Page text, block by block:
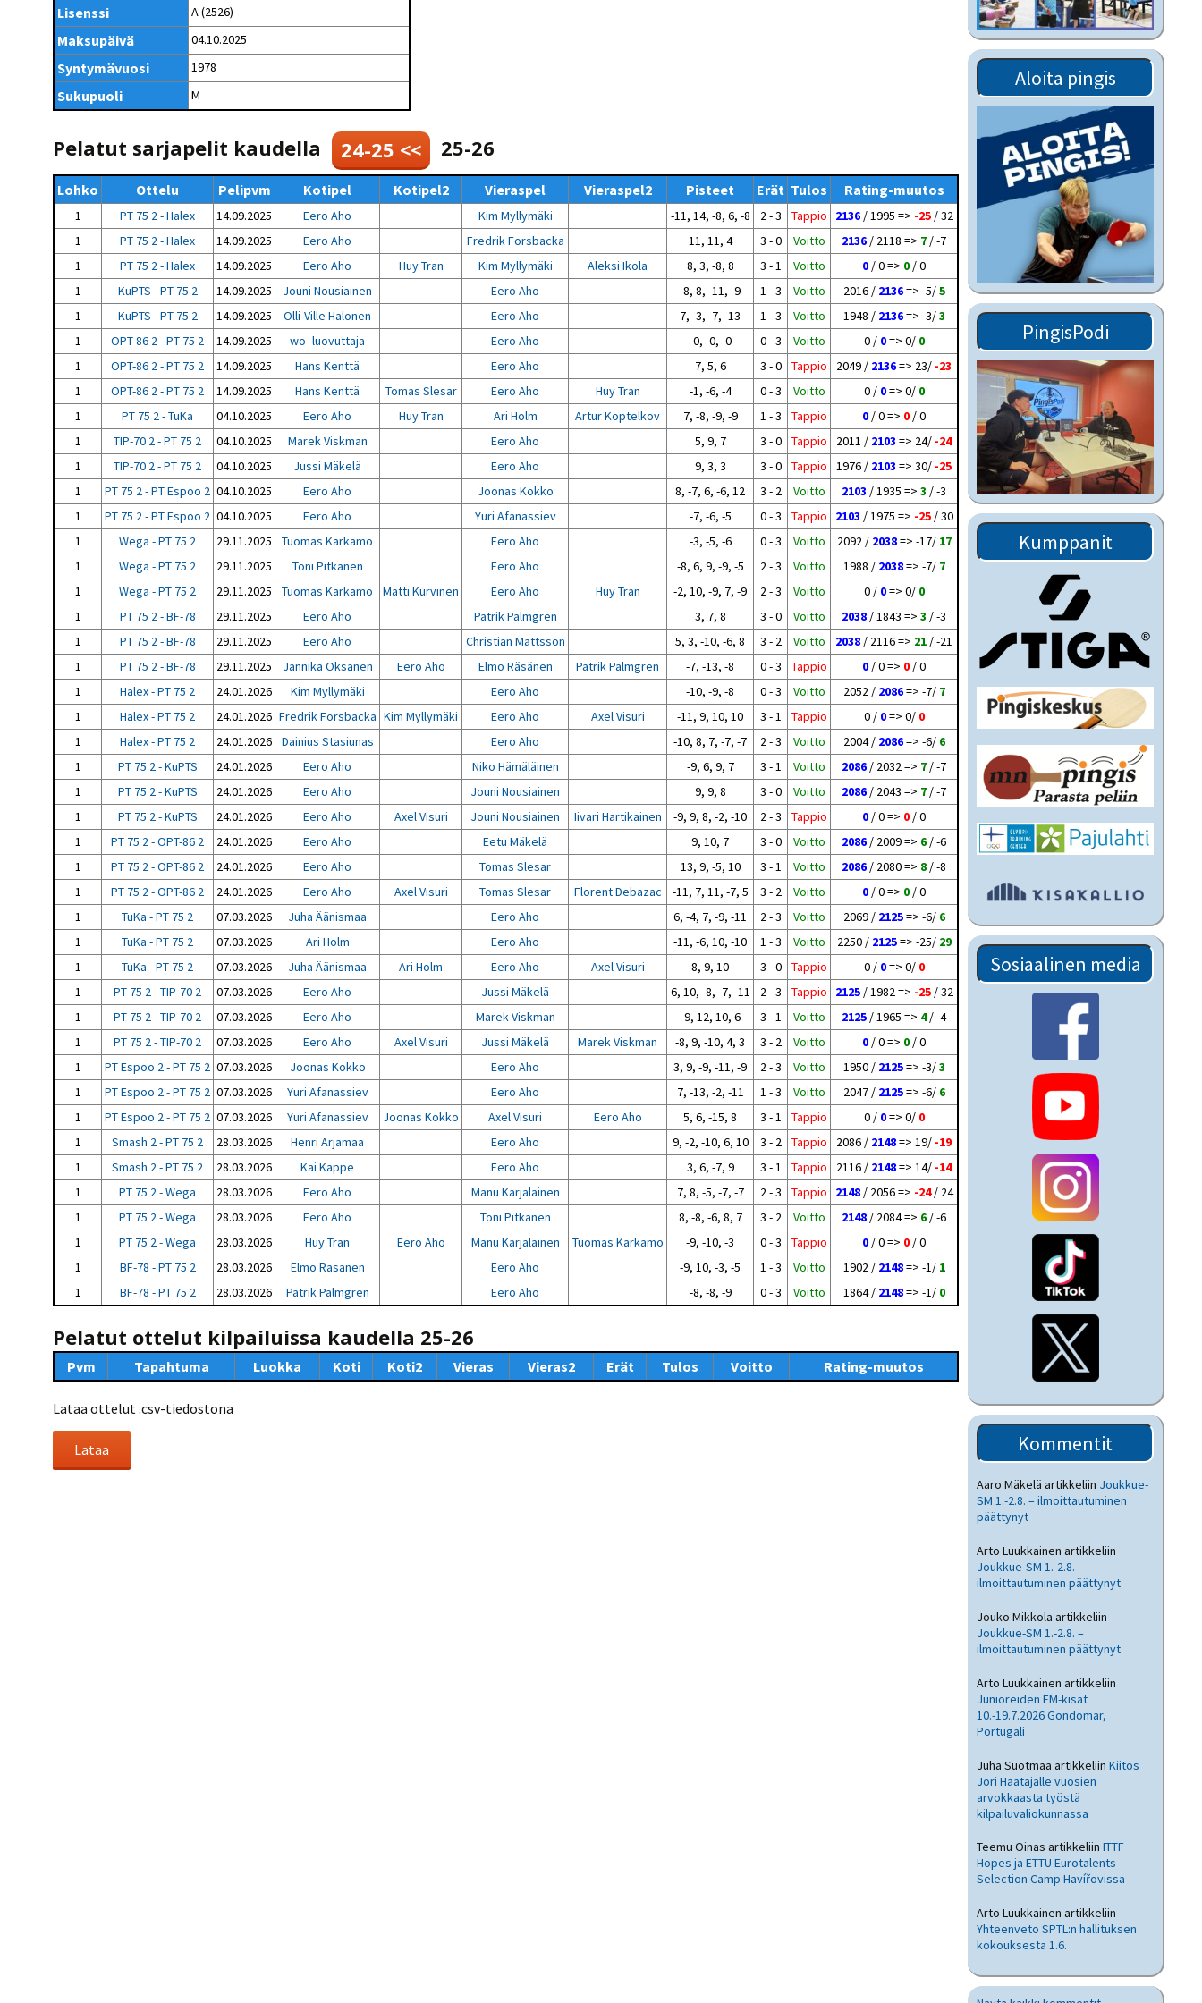
Valiokunnat
Strategia 2025-2030
Vastuullisuus
Ilmoita epäasiallisesta
käytöksestä
Hallintosääntö
NETU in English
ohjeet
Rating-artikkelit
Rating-manuaali
Julkaistut Rating-listat
Päivärating
6-divisioona
Sarjatiedotteet
Pelipaikat ja
joukkueiden
yhteyshenkilöt
Seurasiirrot
Kisajärjestäjien
Maahanmuuttajien
kotouttaminen ja
sukupuolten tasa-arvo
pöytätenniksessä
kattavan osallisuuden
kautta
Lisenssi A (2526)
Maksupäivä 04.10.2025
Syntymävuosi 1978
Sukupuoli M
Pelatut sarjapelit kaudella 24-25 << 25-26
Lohko Ottelu Pelipvm Kotipel Kotipel2 Vieraspel Vieraspel2 Pisteet Erät Tulos Rating-muutos
1 PT 75 2 - Halex 14.09.2025 Eero Aho Kim Myllymäki -11, 14, -8, 6, -8 2 - 3 Tappio 2136/ 1995 => -25/ 32
1
PT 75 2 - Halex 14.09.2025 Eero Aho Fredrik Forsbacka 11, 11, 4 3 - 0 Voitto 2136 / 2118 => 7 / -7
1
PT 75 2 - Halex 14.09.2025 Eero Aho Huy Tran Kim Myllymäki Aleksi Ikola 8, 3, -8, 8 3 - 1 Voitto 0 / 0 => 0 / 0
1
KuPTS - PT 75 2 14.09.2025 Jouni Nousiainen Eero Aho -8, 8, -11, -9 1 - 3 Voitto 2016 / 2136=> -5/5
1
KuPTS - PT 75 2 14.09.2025 Olli-Ville Halonen Eero Aho 7, -3, -7, -13 1 - 3 Voitto 1948 / 2136=> -3/3
1
OPT-86 2 - PT 75 2 14.09.2025 wo -luovuttaja Eero Aho -0, -0, -0 0 - 3 Voitto 0 / 0=> 0/ 0
1
OPT-86 2 - PT 75 2 14.09.2025 Hans Kenttä Eero Aho 7, 5, 6 3 - 0 Tappio 2049 / 2136=> 23/ -23
1
OPT-86 2 - PT 75 2 14.09.2025 Hans Kenttä Tomas Slesar Eero Aho Huy Tran -1, -6, -4 0 - 3 Voitto 0 / 0=> 0/ 0
1
PT 75 2 - TuKa 04.10.2025 Eero Aho Huy Tran Ari Holm Artur Koptelkov 7, -8, -9, -9 1 - 3 Tappio 0 / 0 => 0 / 0
1
TIP-70 2 - PT 75 2 04.10.2025 Marek Viskman Eero Aho 5, 9, 7 3 - 0 Tappio 2011 / 2103 => 24/ -24
1
TIP-70 2 - PT 75 2 04.10.2025 Jussi Mäkelä Eero Aho 9, 3, 3 3 - 0 Tappio 1976 / 2103 => 30/ -25
1
PT 75 2 - PT Espoo 2 04.10.2025 Eero Aho Joonas Kokko 8, -7, 6, -6, 12 3 - 2 Voitto 2103 / 1935 => 3 / -3
1
PT 75 2 - PT Espoo 2 04.10.2025 Eero Aho Yuri Afanassiev -7, -6, -5 0 - 3 Tappio 2103 / 1975 => -25/ 30
1
Wega - PT 75 2 29.11.2025 Tuomas Karkamo Eero Aho -3, -5, -6 0 - 3 Voitto 2092 / 2038=> -17/ 17
1
Wega - PT 75 2 29.11.2025 Toni Pitkänen Eero Aho -8, 6, 9, -9, -5 2 - 3 Voitto 1988 / 2038=> -7/ 7
1
Wega - PT 75 2 29.11.2025 Tuomas Karkamo Matti Kurvinen Eero Aho Huy Tran -2, 10, -9, 7, -9 2 - 3 Voitto 0 / 0=> 0/ 0
1
PT 75 2 - BF-78 29.11.2025 Eero Aho Patrik Palmgren 3, 7, 8 3 - 0 Voitto 2038 / 1843 => 3 / -3
1
PT 75 2 - BF-78 29.11.2025 Eero Aho Christian Mattsson 5, 3, -10, -6, 8 3 - 2 Voitto 2038 / 2116 => 21 / -21
1
PT 75 2 - BF-78 29.11.2025 Jannika Oksanen Eero Aho Elmo Räsänen Patrik Palmgren -7, -13, -8 0 - 3 Tappio 0 / 0 => 0 / 0
1
Halex - PT 75 2 24.01.2026 Kim Myllymäki Eero Aho -10, -9, -8 0 - 3 Voitto 2052 / 2086=> -7/ 7
1
Halex - PT 75 2 24.01.2026 Fredrik Forsbacka Kim Myllymäki Eero Aho Axel Visuri -11, 9, 10, 10 3 - 1 Tappio 0 / 0=> 0/ 0
1
Halex - PT 75 2 24.01.2026 Dainius Stasiunas Eero Aho -10, 8, 7, -7, -7 2 - 3 Voitto 2004 / 2086=> -6/ 6
1
PT 75 2 - KuPTS 24.01.2026 Eero Aho Niko Hämäläinen -9, 6, 9, 7 3 - 1 Voitto 2086 / 2032 => 7 / -7
1
PT 75 2 - KuPTS 24.01.2026 Eero Aho Jouni Nousiainen 9, 9, 8 3 - 0 Voitto 2086 / 2043 => 7 / -7
1
PT 75 2 - KuPTS 24.01.2026 Eero Aho Axel Visuri Jouni Nousiainen Iivari Hartikainen -9, 9, 8, -2, -10 2 - 3 Tappio 0 / 0 => 0 / 0
1
PT 75 2 - OPT-86 2 24.01.2026 Eero Aho Eetu Mäkelä 9, 10, 7 3 - 0 Voitto 2086 / 2009 => 6 / -6
1
PT 75 2 - OPT-86 2 24.01.2026 Eero Aho Tomas Slesar 13, 9, -5, 10 3 - 1 Voitto 2086 / 2080 => 8 / -8
1
PT 75 2 - OPT-86 2 24.01.2026 Eero Aho Axel Visuri Tomas Slesar Florent Debazac -11, 7, 11, -7, 5 3 - 2 Voitto 0 / 0 => 0 / 0
1
TuKa - PT 75 2 07.03.2026 Juha Äänismaa Eero Aho 6, -4, 7, -9, -11 2 - 3 Voitto 2069 / 2125=> -6/ 6
1
TuKa - PT 75 2 07.03.2026 Ari Holm Eero Aho -11, -6, 10, -10 1 - 3 Voitto 2250 / 2125=> -25/ 29
1
TuKa - PT 75 2 07.03.2026 Juha Äänismaa Ari Holm Eero Aho Axel Visuri 8, 9, 10 3 - 0 Tappio 0 / 0=> 0/ 0
1
PT 75 2 - TIP-70 2 07.03.2026 Eero Aho Jussi Mäkelä 6, 10, -8, -7, -11 2 - 3 Tappio 2125/ 1982 => -25/ 32
1
PT 75 2 - TIP-70 2 07.03.2026 Eero Aho Marek Viskman -9, 12, 10, 6 3 - 1 Voitto 2125 / 1965 => 4/ -4
1
PT 75 2 - TIP-70 2 07.03.2026 Eero Aho Axel Visuri Jussi Mäkelä Marek Viskman -8, 9, -10, 4, 3 3 - 2 Voitto 0 / 0 => 0 / 0
1
PT Espoo 2 - PT 75 2 07.03.2026 Joonas Kokko Eero Aho 3, 9, -9, -11, -9 2 - 3 Voitto 1950 / 2125=> -3/3
1
PT Espoo 2 - PT 75 2 07.03.2026 Yuri Afanassiev Eero Aho 7, -13, -2, -11 1 - 3 Voitto 2047 / 2125=> -6/ 6
1
PT Espoo 2 - PT 75 2 07.03.2026 Yuri Afanassiev Joonas Kokko Axel Visuri Eero Aho 5, 6, -15, 8 3 - 1 Tappio 0 / 0=> 0/ 0
1
Smash 2 - PT 75 2 28.03.2026 Henri Arjamaa Eero Aho 9, -2, -10, 6, 10 3 - 2 Tappio 2086 / 2148=> 19/ -19
1
Smash 2 - PT 75 2 28.03.2026 Kai Kappe Eero Aho 3, 6, -7, 9 3 - 1 Tappio 2116 / 2148=> 14/ -14
1
PT 75 2 - Wega 28.03.2026 Eero Aho Manu Karjalainen 7, 8, -5, -7, -7 2 - 3 Tappio 2148/ 2056 => -24/ 24
1
PT 75 2 - Wega 28.03.2026 Eero Aho Toni Pitkänen 8, -8, -6, 8, 7 3 - 2 Voitto 2148 / 2084 => 6 / -6
1
PT 75 2 - Wega 28.03.2026 Huy Tran Eero Aho Manu Karjalainen Tuomas Karkamo -9, -10, -3 0 - 3 Tappio 0 / 0 => 0 / 0
1
BF-78 - PT 75 2 28.03.2026 Elmo Räsänen Eero Aho -9, 10, -3, -5 1 - 3 Voitto 1902 / 2148=> -1/ 1
1
BF-78 - PT 75 2 28.03.2026 Patrik Palmgren Eero Aho -8, -8, -9 0 - 3 Voitto 1864 / 2148=> -1/ 0
Pelatut ottelut kilpailuissa kaudella 25-26
Pvm Tapahtuma Luokka Koti Koti2 Vieras Vieras2 Erät Tulos Voitto Rating-muutos
Lataa ottelut .csv-tiedostona
Aloita pingis
PingisPodi
Kumppanit
Sosiaalinen media
Kommentit
Aaro Mäkelä artikkeliin Joukkue-
SM 1.-2.8. – ilmoittautuminen
päättynyt
Arto Luukkainen artikkeliin
Joukkue-SM 1.-2.8. –
ilmoittautuminen päättynyt
Jouko Mikkola artikkeliin
Joukkue-SM 1.-2.8. –
ilmoittautuminen päättynyt
Arto Luukkainen artikkeliin
Junioreiden EM-kisat
10.-19.7.2026 Gondomar,
Portugali
Juha Suotmaa artikkeliin Kiitos
Jori Haatajalle vuosien
arvokkaasta työstä
kilpailuvaliokunnassa
Teemu Oinas artikkeliin ITTF
Hopes ja ETTU Eurotalents
Selection Camp Havířovissa
Arto Luukkainen artikkeliin
Yhteenveto SPTL:n hallituksen
kokouksesta 1.6.